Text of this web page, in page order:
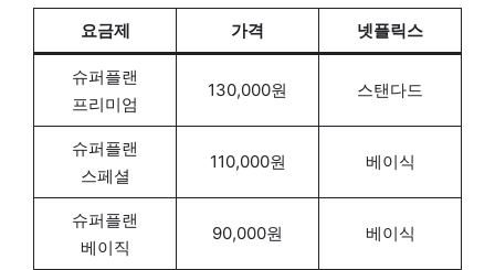
요금제 가격 넷플릭스
슈퍼플랜
프리미엄
130,000원 스탠다드
슈퍼플랜
스페셜
110,000원 베이식
슈퍼플랜
베이직
90,000원 베이식